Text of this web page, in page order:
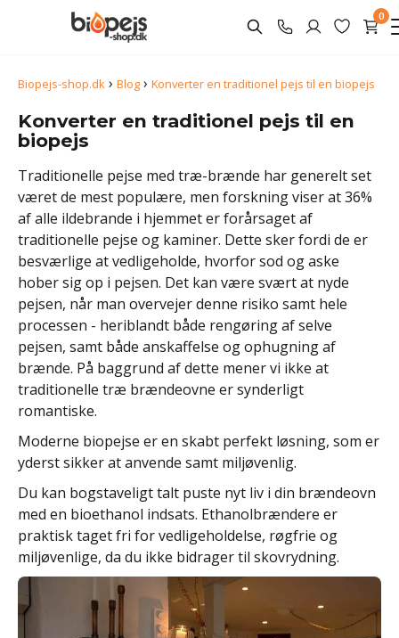
0
Biopejs-shop.dk › Blog › Konverter en traditionel pejs til en biopejs
Konverter en traditionel pejs til en
biopejs
Traditionelle pejse med træ-brænde har generelt set
været de mest populære, men forskning viser at 36%
af alle ildebrande i hjemmet er forårsaget af
traditionelle pejse og kaminer. Dette sker fordi de er
besværlige at vedligeholde, hvorfor sod og aske
hober sig op i pejsen. Det kan være svært at nyde
pejsen, når man overvejer denne risiko samt hele
processen - heriblandt både rengøring af selve
pejsen, samt både anskaffelse og ophugning af
brænde. På baggrund af dette mener vi ikke at
traditionelle træ brændeovne er synderligt
romantiske.
Moderne biopejse er en skabt perfekt løsning, som er
yderst sikker at anvende samt miljøvenlig.
Du kan bogstaveligt talt puste nyt liv i din brændeovn
med en bioethanol indsats. Ethanolbrændere er
praktisk taget fri for vedligeholdelse, røgfrie og
miljøvenlige, da du ikke bidrager til skovrydning.